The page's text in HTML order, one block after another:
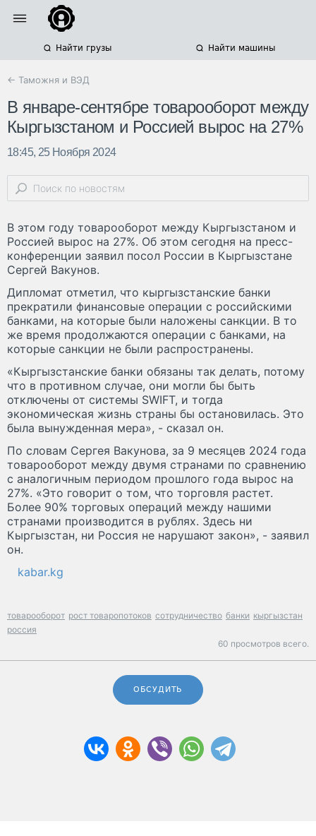
Найти грузы Найти машины
← Таможня и ВЭД
В январе-сентябре товарооборот между
Кыргызстаном и Россией вырос на 27%
18:45, 25 Ноября 2024
В этом году товарооборот между Кыргызстаном и
Россией вырос на 27%. Об этом сегодня на пресс-
конференции заявил посол России в Кыргызстане
Сергей Вакунов.
Дипломат отметил, что кыргызстанские банки
прекратили финансовые операции с российскими
банками, на которые были наложены санкции. В то
же время продолжаются операции с банками, на
которые санкции не были распространены.
«Кыргызстанские банки обязаны так делать, потому
что в противном случае, они могли бы быть
отключены от системы SWIFT, и тогда
экономическая жизнь страны бы остановилась. Это
была вынужденная мера», - сказал он.
По словам Сергея Вакунова, за 9 месяцев 2024 года
товарооборот между двумя странами по сравнению
с аналогичным периодом прошлого года вырос на
27%. «Это говорит о том, что торговля растет.
Более 90% торговых операций между нашими
странами производится в рублях. Здесь ни
Кыргызстан, ни Россия не нарушают закон», - заявил
он.
kabar.kg
товарооборот рост товаропотоков сотрудничество банки кыргызстан
россия
60 просмотров всего.
ОБСУДИТЬ